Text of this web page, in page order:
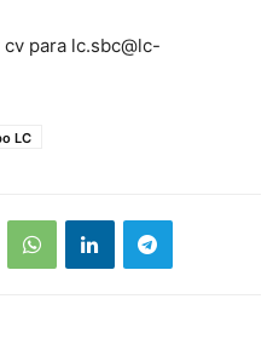
para lc.sbc@lc-
LC